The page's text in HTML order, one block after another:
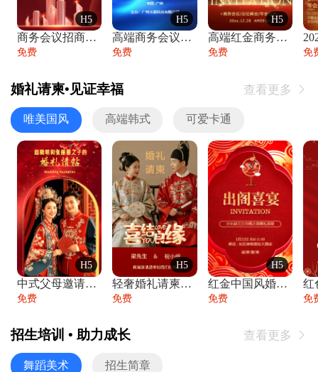
H5
商务会议招商展会科技峰会邀请函年会邀请
免费
H5
高端商务会议招商加盟展会峰会论坛邀请函
免费
H5
高端红金商务会议年会年终盛典答谢邀请函
免费 免
婚礼请柬•见证幸福 查看更多 
唯美国风 高端韩式 可爱卡通
H5
中式父母邀请函婚礼结婚请柬请贴父母邀请方
免费
H5
轻奢婚礼请柬婚礼邀请函结婚照请帖
免费
H5
红金中国风婚礼请柬出阁喜宴嫁女请帖出阁宴
免费 免
招生培训 • 助力成长 查看更多 
舞蹈美术 招生简章